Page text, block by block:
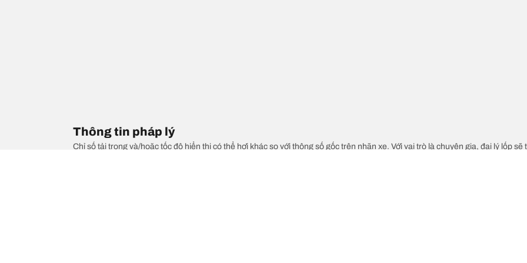
Thông tin pháp lý
Chỉ số tải trọng và/hoặc tốc độ hiển thị có thể hơi khác so với thông số gốc trên nhãn xe. Với vai trò là chuyên gia, đại lý lốp sẽ